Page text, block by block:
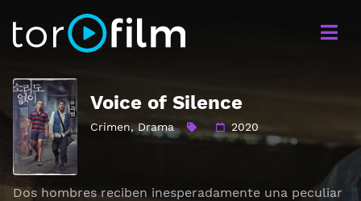
Voice of Silence
Crimen,Drama 2020
Dos hombres reciben inesperadamente una peculiar